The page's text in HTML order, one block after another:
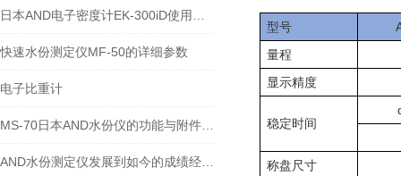
快速水份测定仪MF-50的详细参数
电子比重计
型号
量程
显示精度
稳定时间
称盘尺寸